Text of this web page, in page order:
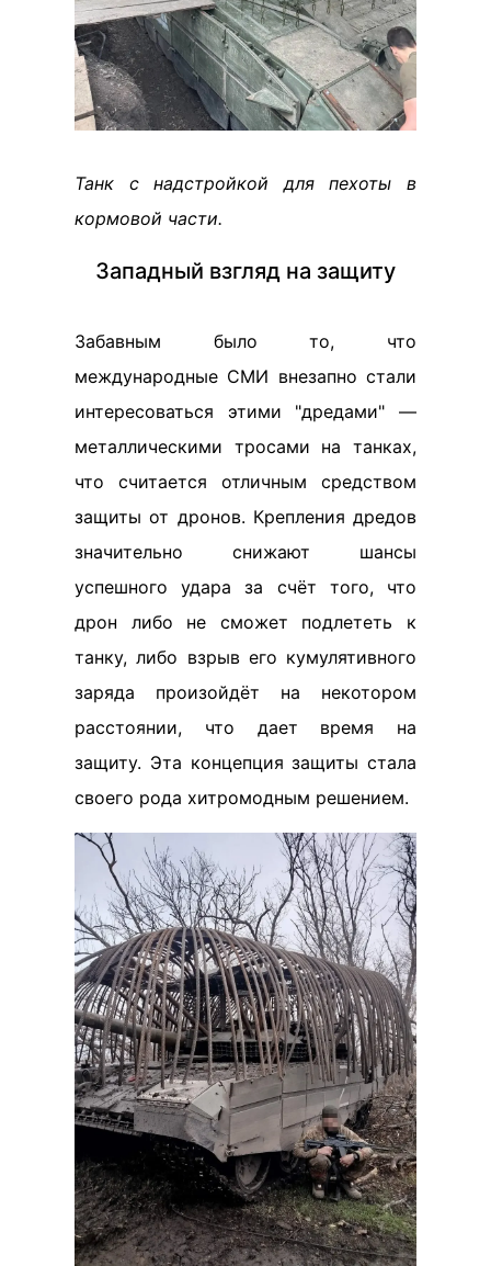
Танк с надстройкой для пехоты в
кормовой части.
Западный взгляд на защиту
Забавным было то, что
международные СМИ внезапно стали
интересоваться этими "дредами" —
металлическими тросами на танках,
что считается отличным средством
защиты от дронов. Крепления дредов
значительно снижают шансы
успешного удара за счёт того, что
дрон либо не сможет подлететь к
танку, либо взрыв его кумулятивного
заряда произойдёт на некотором
расстоянии, что дает время на
защиту. Эта концепция защиты стала
своего рода хитромодным решением.